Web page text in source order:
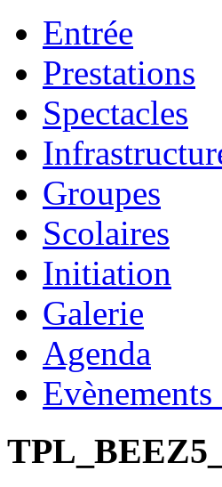
Entrée
Prestations
Spectacles
Groupes
Scolaires
Initiation
Galerie
Agenda